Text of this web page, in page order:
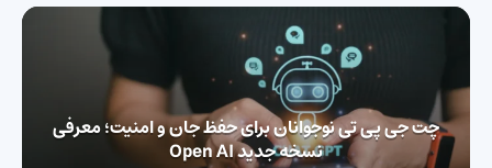
چت جی پی تی نوجوانان برای حفظ جان و امنیت؛ معرفی
نسخه جدید Open AI